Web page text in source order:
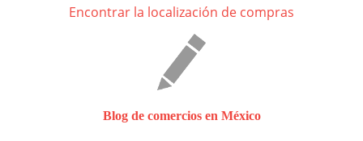
Encontrar la localización de compras
Blog de comercios en México